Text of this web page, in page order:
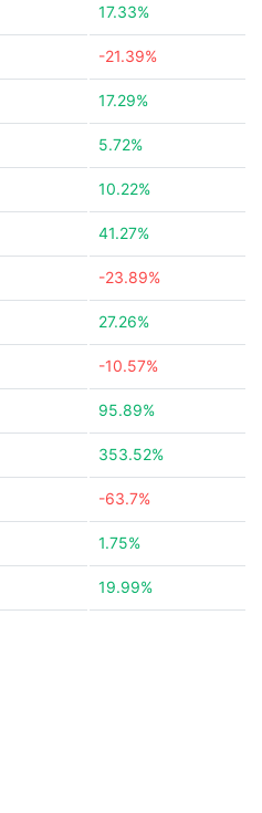
17.33%
-21.39%
17.29%
5.72%
10.22%
41.27%
-23.89%
27.26%
-10.57%
95.89%
353.52%
-63.7%
1.75%
19.99%